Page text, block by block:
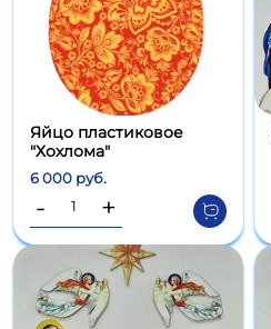
Яйцо пластиковое
"Хохлома"
6 000 руб.
- +